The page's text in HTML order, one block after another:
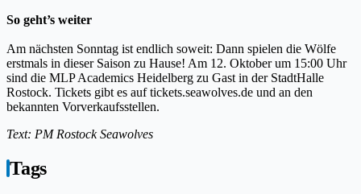
So geht’s weiter
Am nächsten Sonntag ist endlich soweit: Dann spielen die Wölfe
erstmals in dieser Saison zu Hause! Am 12. Oktober um 15:00 Uhr
sind die MLP Academics Heidelberg zu Gast in der StadtHalle
Rostock. Tickets gibt es auf tickets.seawolves.de und an den
bekannten Vorverkaufsstellen.
Text: PM Rostock Seawolves
Tags